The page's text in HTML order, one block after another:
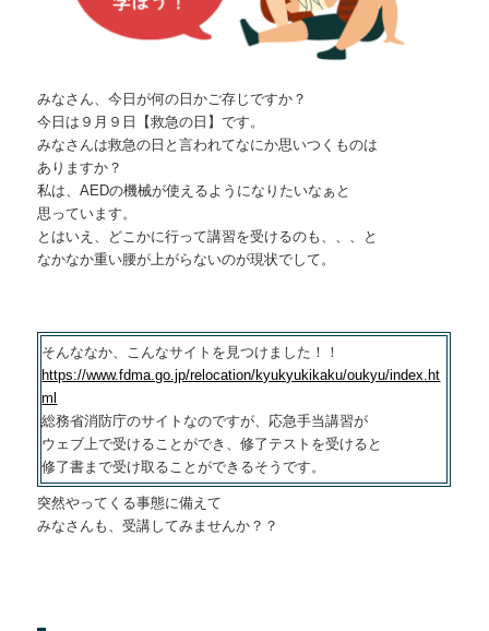
みなさん、今日が何の日かご存じですか？
今日は９月９日【救急の日】です。
みなさんは救急の日と言われてなにか思いつくものは
ありますか？
私は、AEDの機械が使えるようになりたいなぁと
思っています。
とはいえ、どこかに行って講習を受けるのも、、、と
なかなか重い腰が上がらないのが現状でして。
そんななか、こんなサイトを見つけました！！
https://www.fdma.go.jp/relocation/kyukyukikaku/oukyu/index.ht
ml
総務省消防庁のサイトなのですが、応急手当講習が
ウェブ上で受けることができ、修了テストを受けると
修了書まで受け取ることができるそうです。
突然やってくる事態に備えて
みなさんも、受講してみませんか？？